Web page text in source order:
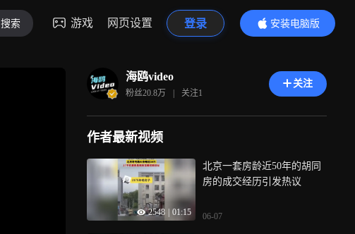
搜索 游戏 网页设置 登录
安装电脑版
内容更精彩
海鸥video
粉丝20.8万 | 关注1
关注
作者最新视频
2548 01:15
北京一套房龄近50年的胡同
房的成交经历引发热议
06-07